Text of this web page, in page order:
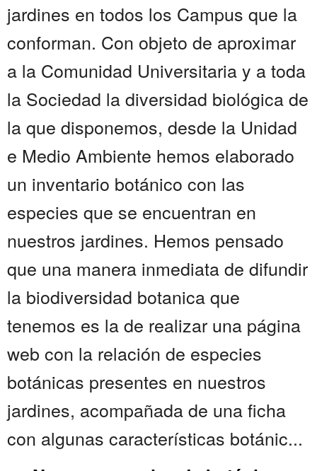
jardines en todos los Campus que la
conforman. Con objeto de aproximar
a la Comunidad Universitaria y a toda
la Sociedad la diversidad biológica de
la que disponemos, desde la Unidad
e Medio Ambiente hemos elaborado
un inventario botánico con las
especies que se encuentran en
nuestros jardines. Hemos pensado
que una manera inmediata de difundir
la biodiversidad botanica que
tenemos es la de realizar una página
web con la relación de especies
botánicas presentes en nuestros
jardines, acompañada de una ficha
con algunas características botánic...